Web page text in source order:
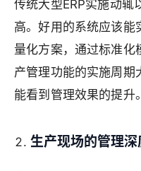
传统大型ERP实施动辄
高。好用的系统应该能
量化方案，通过标准化
产管理功能的实施周期
能看到管理效果的提升。
生产现场的管理深